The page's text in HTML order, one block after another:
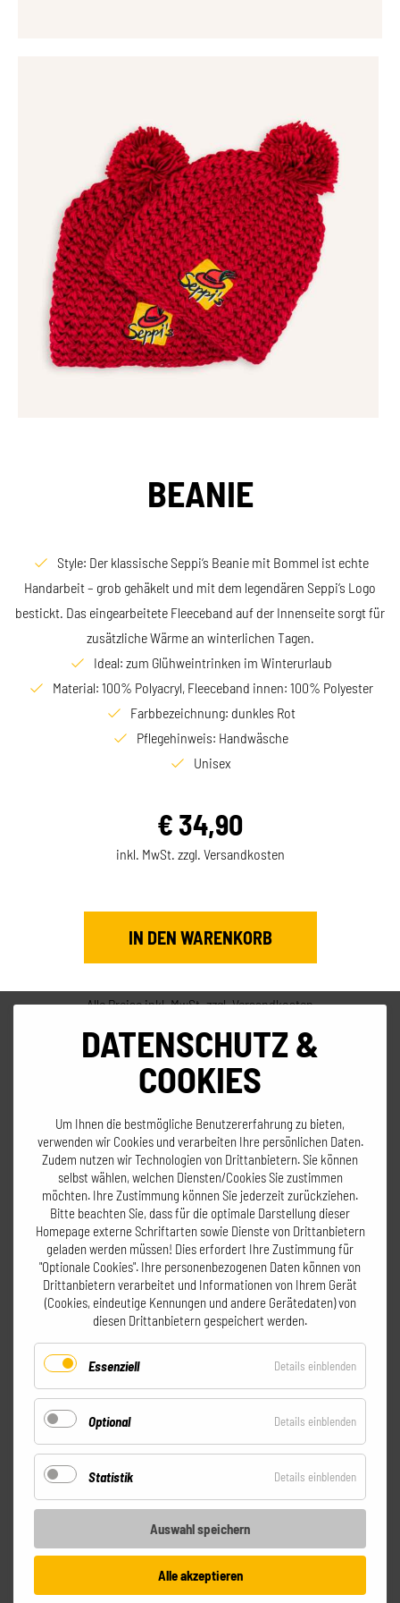
BEANIE
Style: Der klassische Seppi‘s Beanie mit Bommel ist echte
Handarbeit – grob gehäkelt und mit dem legendären Seppi‘s Logo
bestickt. Das eingearbeitete Fleeceband auf der Innenseite sorgt für
zusätzliche Wärme an winterlichen Tagen.
Ideal: zum Glühweintrinken im Winterurlaub
Material: 100% Polyacryl, Fleeceband innen: 100% Polyester
Farbbezeichnung: dunkles Rot
Pflegehinweis: Handwäsche
Unisex
€ 34,90
inkl. MwSt. zzgl. Versandkosten
Alle Preise inkl. MwSt. zzgl. Versandkosten
Zum Warenkorb!
SEPPI'S GERLOS
MOUNTAIN CLUB
Gerlos - Zillertal Arena
Kreuzung Isskogelbahn Ebenfeldexpress
täglich von 8:30 bis 17:00
BESUCH UNS DANACH IM BASECAMP
GERLOS
DATENSCHUTZ &
COOKIES
Um Ihnen die bestmögliche Benutzererfahrung zu bieten,
verwenden wir Cookies und verarbeiten Ihre persönlichen Daten.
Zudem nutzen wir Technologien von Drittanbietern. Sie können
selbst wählen, welchen Diensten/Cookies Sie zustimmen
möchten. Ihre Zustimmung können Sie jederzeit zurückziehen.
Bitte beachten Sie, dass für die optimale Darstellung dieser
Homepage externe Schriftarten sowie Dienste von Drittanbietern
geladen werden müssen! Dies erfordert Ihre Zustimmung für
"Optionale Cookies". Ihre personenbezogenen Daten können von
Drittanbietern verarbeitet und Informationen von Ihrem Gerät
(Cookies, eindeutige Kennungen und andere Gerätedaten) von
diesen Drittanbietern gespeichert werden.
Essenziell Details einblendenfür
Essenziell
Optional Details einblendenfür
Optional
Statistik Details einblendenfür
Statistik
Auswahl speichern
Alle akzeptieren